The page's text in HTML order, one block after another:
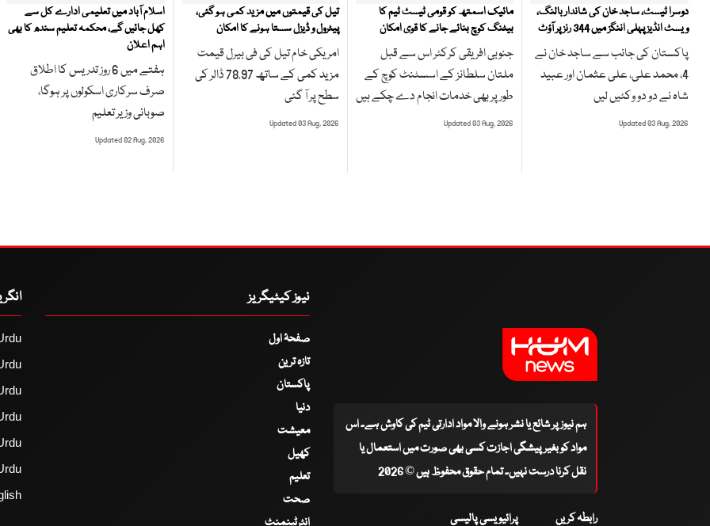
دوسرا ٹیسٹ، ساجد خان کی شاندار بالنگ،
ویسٹ انڈیز پہلی اننگز میں 344 رنز پر آؤٹ
پاکستان کی جانب سے ساجد خان نے
4، محمد علی، علی عثمان اور عبید
شاہ نے دو دو وکٹیں لیں
Updated 03 Aug, 2026
مائیک اسمتھ کو قومی ٹیسٹ ٹیم کا
بیٹنگ کوچ بنائے جانے کا قوی امکان
جنوبی افریقی کرکٹر اس سے قبل
ملتان سلطانز کے اسسٹنٹ کوچ کے
طور پر بھی خدمات انجام دے چکے ہیں
Updated 03 Aug, 2026
تیل کی قیمتوں میں مزید کمی ہو گئی،
پیٹرول و ڈیزل سستا ہونے کا امکان
امریکی خام تیل کی فی بیرل قیمت
مزید کمی کے ساتھ 78.97 ڈالر کی
سطح پر آ گئی
Updated 03 Aug, 2026
اسلام آباد میں تعلیمی ادارے کل سے
کھل جائیں گے، محکمہ تعلیم سندھ کا بھی
اہم اعلان
ہفتے میں 6 روز تدریس کا اطلاق
صرف سرکاری اسکولوں پر ہوگا،
صوبائی وزیر تعلیم
Updated 02 Aug, 2026
ہم نیوز پر شائع یا نشر ہونے والا مواد ادارتی ٹیم کی کاوش ہے۔ اس
مواد کو بغیر پیشگی اجازت کسی بھی صورت میں استعمال یا
نقل کرنا درست نہیں۔ تمام حقوق محفوظ ہیں © 2026
رابطہ کریں پرائیویسی پالیسی
نیوز کیٹیگریز
صفحۂ اول
تازہ ترین
پاکستان
دنیا
معیشت
کھیل
تعلیم
صحت